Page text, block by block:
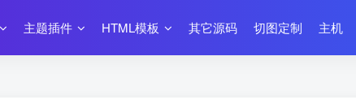
主题插件 HTML模板 其它源码 切图定制 主机